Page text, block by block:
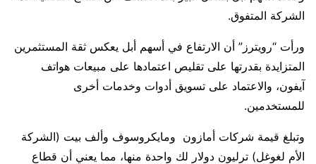
الشركة المتفوق.
ورأت “رويترز” أن الارتفاع في أسهم أبل يعكس ثقة المستثمرين
المتزايدة بقدرتها على تقليص اعتمادها على مبيعات هواتف
آيفون، والاعتماد على تسويق أدوات وخدمات أخرى
للمستخدمين.
وتبلغ قيمة شركات أمازون ومايكروسوف وألف بيت (الشركة
الأم لغوغل) ترليون دولار لك واحدة منها، مما يعني أن قطاع